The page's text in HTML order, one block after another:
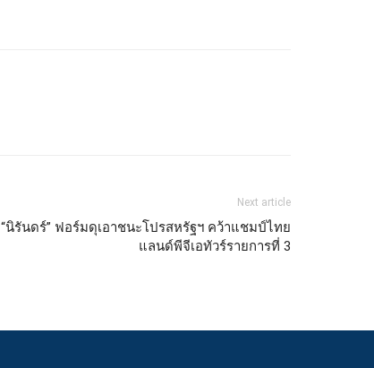
Next article
“นิรันดร์” ฟอร์มดุเอาชนะโปรสหรัฐฯ คว้าแชมป์ไทย
แลนด์พีจีเอทัวร์รายการที่ 3